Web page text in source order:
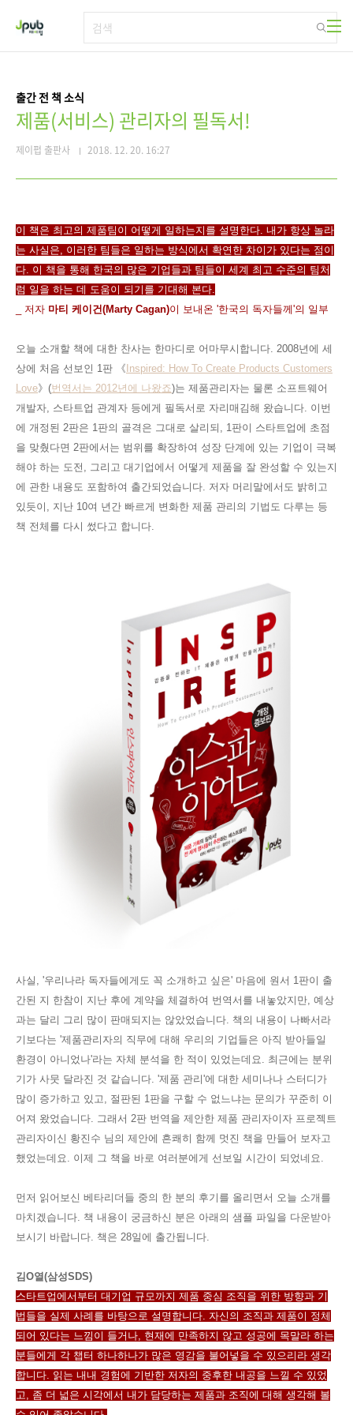
출간 전 책 소식
제품(서비스) 관리자의 필독서!
제이펍 출판사 2018. 12. 20. 16:27
이 책은 최고의 제품팀이 어떻게 일하는지를 설명한다. 내가 항상 놀라
는 사실은, 이러한 팀들은 일하는 방식에서 확연한 차이가 있다는 점이
다. 이 책을 통해 한국의 많은 기업들과 팀들이 세계 최고 수준의 팀처
럼 일을 하는 데 도움이 되기를 기대해 본다.
_ 저자 마티 케이건(Marty Cagan)이 보내온 '한국의 독자들께'의 일부
오늘 소개할 책에 대한 찬사는 한마디로 어마무시합니다. 2008년에 세
상에 처음 선보인 1판
《 Inspired: How To Create Products Customers
Love》(번역서는 2012년에 나왔죠)는 제품관리자는 물론 소프트웨어
개발자, 스타트업 관계자 등에게 필독서로 자리매김해 왔습니다. 이번
에 개정된 2판은 1판의 골격은 그대로 살리되 , 1판이 스타트업에 초점
을 맞췄다면 2판에서는 범위를 확장하여 성장 단계에 있는 기업이 극복
해야 하는 도전, 그리고 대기업에서 어떻게 제품을 잘 완성할 수 있는지
에 관한 내용도 포함하여 출간되었습니다. 저자 머리말에서도 밝히고
있듯이, 지난 10여 년간 빠르게 변화한 제품 관리의 기법도 다루는 등
책 전체를 다시 썼다고 합니다.
사실, '우리나라 독자들에게도 꼭 소개하고 싶은' 마음에 원서 1판이 출
간된 지 한참이 지난 후에 계약을 체결하여 번역서를 내놓았지만, 예상
과는 달리 그리 많이 판매되지는 않았었습니다. 책의 내용이 나빠서라
기보다는 '제품관리자의 직무에 대해 우리의 기업들은 아직 받아들일
환경이 아니었나'라는 자체 분석을 한 적이 있었는데요. 최근에는 분위
기가 사뭇 달라진 것 같습니다. '제품 관리'에 대한 세미나나 스터디가
많이 증가하고 있고, 절판된 1판을 구할 수 없느냐는 문의가 꾸준히 이
어져 왔었습니다. 그래서 2판 번역을 제안한 제품 관리자이자 프로젝트
관리자이신 황진수 님의 제안에 흔쾌히 함께 멋진 책을 만들어 보자고
했었는데요. 이제 그 책을 바로 여러분에게 선보일 시간이 되었네요.
먼저 읽어보신 베타리더들 중의 한 분의 후기를 올리면서 오늘 소개를
마치겠습니다. 책 내용이 궁금하신 분은 아래의 샘플 파일을 다운받아
보시기 바랍니다. 책은 28일에 출간됩니다.
김O열(삼성SDS)
스타트업에서부터 대기업 규모까지 제품 중심 조직을 위한 방향과 기
법들을 실제 사례를 바탕으로 설명합니다. 자신의 조직과 제품이 정체
되어 있다는 느낌이 들거나, 현재에 만족하지 않고 성공에 목말라 하는
분들에게 각 챕터 하나하나가 많은 영감을 불어넣을 수 있으리라 생각
합니다. 읽는 내내 경험에 기반한 저자의 중후한 내공을 느낄 수 있었
고, 좀 더 넓은 시각에서 내가 담당하는 제품과 조직에 대해 생각해 볼